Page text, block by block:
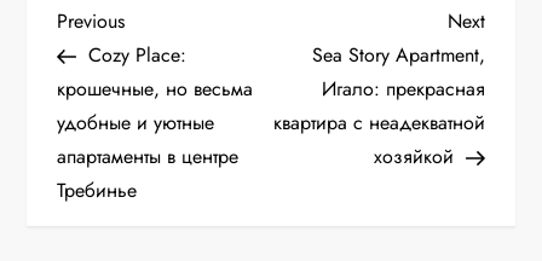
N
a
v
i
Previous
Post
Previous
Cozy Place:
крошечные, но весьма
удобные и уютные
апартаменты в центре
Требинье
Next
Post
Next
Sea Story Apartment,
Игало: прекрасная
квартира с неадекватной
хозяйкой